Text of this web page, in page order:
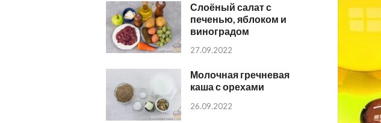
Слоёный салат с
печенью, яблоком и
виноградом
27.09.2022
Молочная гречневая
каша с орехами
26.09.2022